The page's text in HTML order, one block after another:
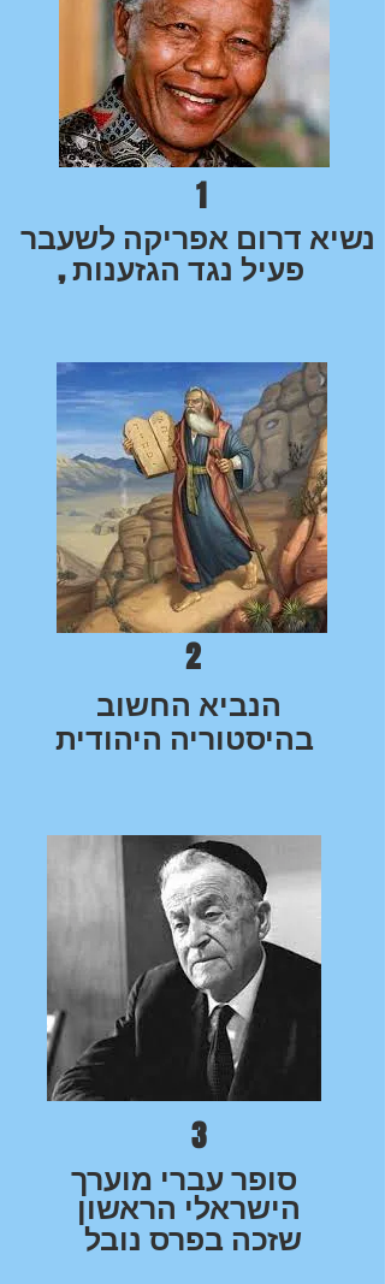
1
, פעיל נגד הגזענות
2
בהיסטוריה היהודית
סופר עברי מוערך
3
שזכה בפרס נובל